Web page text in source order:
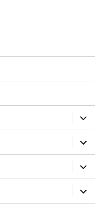
anzeigen
anzeigen
anzeigen
anzeigen